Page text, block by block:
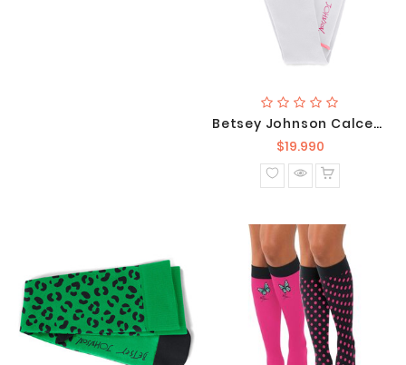
Betsey Johnson Calcetines Compresión Pack X 2 BA179-BRH
$19.990Precio
normal